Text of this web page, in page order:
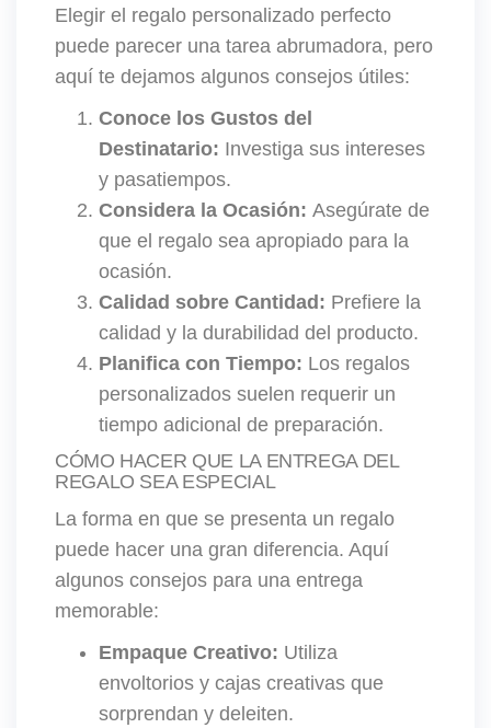
Elegir el regalo personalizado perfecto
puede parecer una tarea abrumadora, pero
aquí te dejamos algunos consejos útiles:
Conoce los Gustos del
Destinatario: Investiga sus intereses
y pasatiempos.
Considera la Ocasión: Asegúrate de
que el regalo sea apropiado para la
ocasión.
Calidad sobre Cantidad: Prefiere la
calidad y la durabilidad del producto.
Planifica con Tiempo: Los regalos
personalizados suelen requerir un
tiempo adicional de preparación.
CÓMO HACER QUE LA ENTREGA DEL
REGALO SEA ESPECIAL
La forma en que se presenta un regalo
puede hacer una gran diferencia. Aquí
algunos consejos para una entrega
memorable:
Empaque Creativo: Utiliza
envoltorios y cajas creativas que
sorprendan y deleiten.